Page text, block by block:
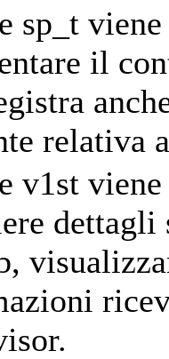
sp_t
il
relativa
v1st